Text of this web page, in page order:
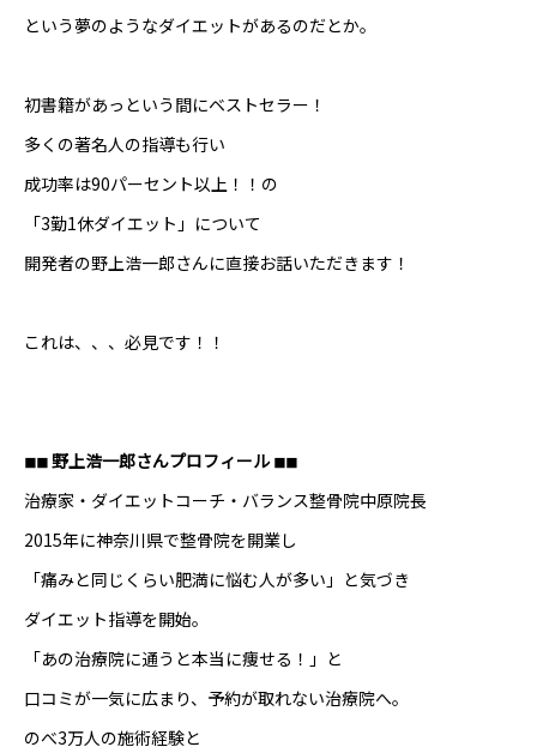
という夢のようなダイエットがあるのだとか。
初書籍があっという間にベストセラー！
多くの著名人の指導も行い
成功率は90パーセント以上！！の
「3勤1休ダイエット」について
開発者の野上浩一郎さんに直接お話いただきます！
これは、、、必見です！！
◾︎◾︎ 野上浩一郎さんプロフィール ◾︎◾︎
治療家・ダイエットコーチ・バランス整骨院中原院長
2015年に神奈川県で整骨院を開業し
「痛みと同じくらい肥満に悩む人が多い」と気づき
ダイエット指導を開始。
「あの治療院に通うと本当に痩せる！」と
口コミが一気に広まり、予約が取れない治療院へ。
のべ3万人の施術経験と